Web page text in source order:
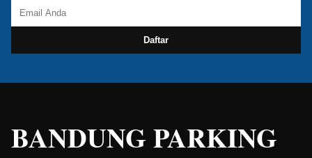
Daftar
BANDUNG PARKING